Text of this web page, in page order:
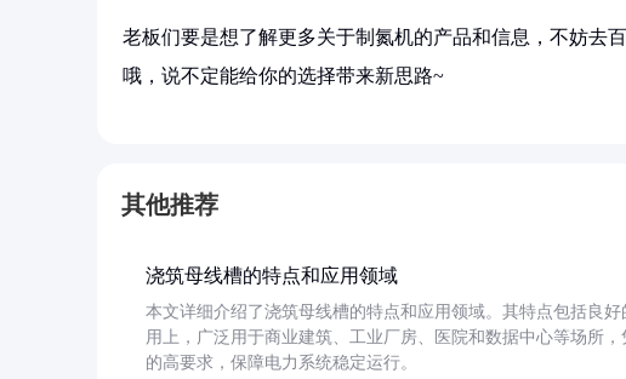
老板们要是想了解更多关于制氮机的产品和信息，不妨去
哦，说不定能给你的选择带来新思路~
其他推荐
浇筑母线槽的特点和应用领域
本文详细介绍了浇筑母线槽的特点和应用领域。其特点包括良
用上，广泛用于商业建筑、工业厂房、医院和数据中心等场所
的高要求，保障电力系统稳定运行。